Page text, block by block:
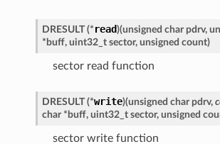
DRESULT (* read)(unsigned char pdrv,
*buff, uint32_t sector, unsigned count)
sector read function
DRESULT (*write)(unsigned char pdrv,
char *buff, uint32_t sector, unsigned
sector write function